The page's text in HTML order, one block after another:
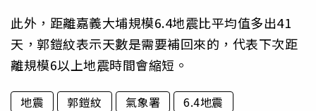
此外，距離嘉義大埔規模6.4地震比平均值多出41
天，郭鎧紋表示天數是需要補回來的，代表下次距
離規模6以上地震時間會縮短。
地震 郭鎧紋 氣象署
6.4地震